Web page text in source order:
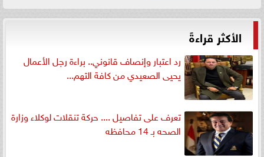
الأكثر قراءةً
رد اعتبار وإنصاف قانوني.. براءة رجل الأعمال
يحيى الصعيدي من كافة التهم...
تعرف على تفاصيل .... حركة تنقلات لوكلاء وزارة
الصحه بـ 14 محافظه